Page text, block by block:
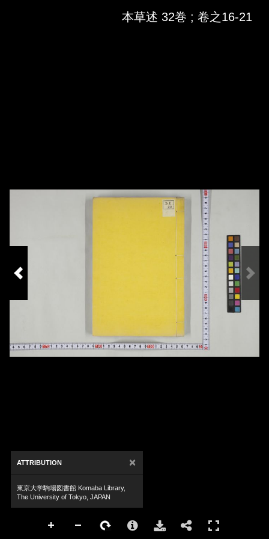
本草述 32巻 ; 卷之16-21
ATTRIBUTION ×
東京大学駒場図書館 Komaba Library,
The University of Tokyo, JAPAN